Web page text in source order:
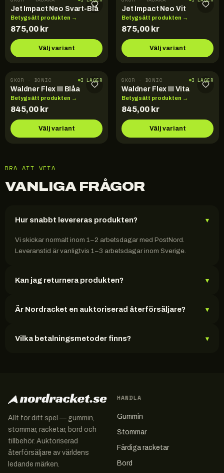
Jet Impact Neo Svart-Blå
Betygsätt produkten →
875,00 kr
Välj variant
Jet Impact Neo Vit
Betygsätt produkten →
875,00 kr
Välj variant
SKOR · DONIC I LAGER
Waldner Flex III Blåa
Betygsätt produkten →
845,00 kr
Välj variant
SKOR · DONIC I LAGER
Waldner Flex III Vita
Betygsätt produkten →
845,00 kr
Välj variant
BRA ATT VETA
VANLIGA FRÅGOR
Hur snabbt levereras produkten? ▾
Vi skickar normalt inom 1–2 arbetsdagar med PostNord.
Leveranstid är vanligtvis 1–3 arbetsdagar inom Sverige.
Kan jag returnera produkten? ▾
Är Nordracket en auktoriserad återförsäljare? ▾
Vilka betalningsmetoder finns? ▾
Allt för ditt spel — gummin,
stommar, racketar, bord och
tillbehör. Auktoriserad
återförsäljare av världens
ledande märken.
HANDLA
Gummin
Stommar
Färdiga racketar
Bord